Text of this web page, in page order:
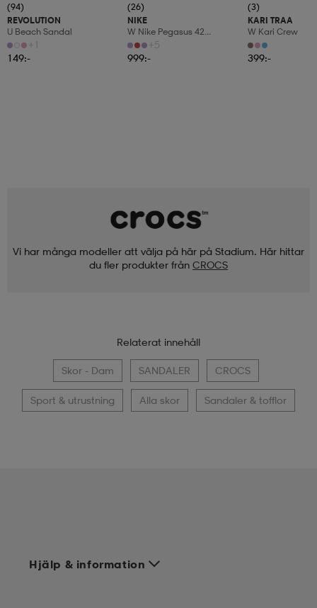
(94)
REVOLUTION
U Beach Sandal
+1
149:-
(26)
NIKE
W Nike Pegasus 42
Women's Road Running
+5
999:-
(3)
KARI TRAA
W Kari Crew
399:-
Vi har många modeller att välja på här på Stadium. Här hittar
du fler produkter från CROCS
Relaterat innehåll
Skor - Dam SANDALER CROCS
Sport & utrustning Alla skor Sandaler & tofflor
Hjälp & information